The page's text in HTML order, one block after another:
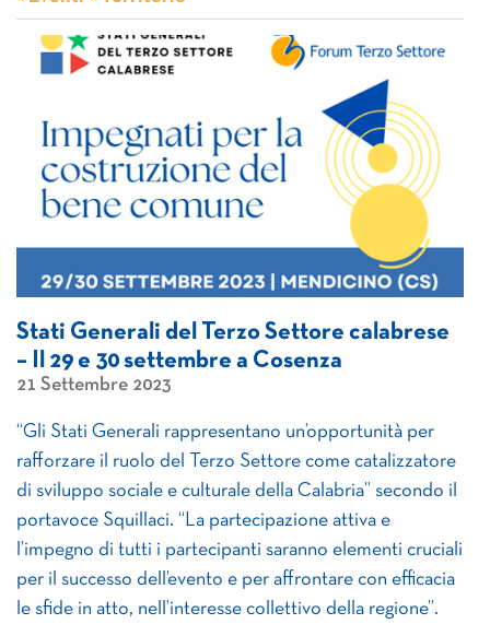
Stati Generali del Terzo Settore calabrese
– Il 29 e 30 settembre a Cosenza
21 Settembre 2023
“Gli Stati Generali rappresentano un’opportunità per
rafforzare il ruolo del Terzo Settore come catalizzatore
di sviluppo sociale e culturale della Calabria” secondo il
portavoce Squillaci. “La partecipazione attiva e
l’impegno di tutti i partecipanti saranno elementi cruciali
per il successo dell’evento e per affrontare con efficacia
le sfide in atto, nell’interesse collettivo della regione”.